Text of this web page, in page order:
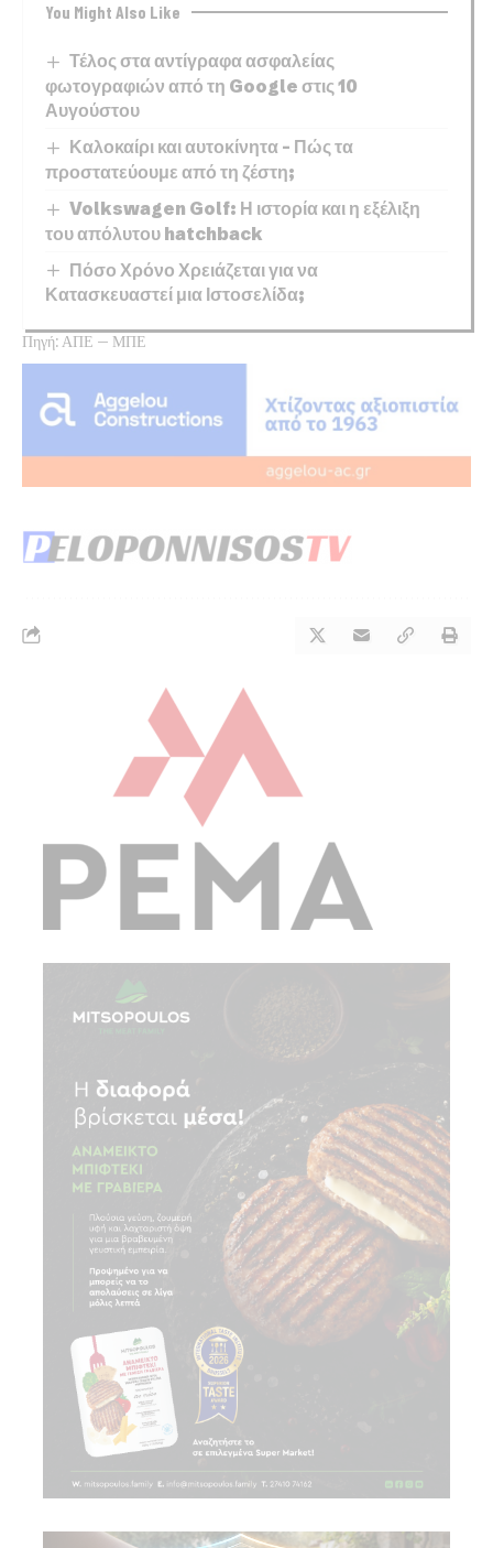
You Might Also Like
Τέλος στα αντίγραφα ασφαλείας
φωτογραφιών από τη Google στις 10
Αυγούστου
Καλοκαίρι και αυτοκίνητα – Πώς τα
προστατεύουμε από τη ζέστη;
Volkswagen Golf: Η ιστορία και η εξέλιξη
του απόλυτου hatchback
Πόσο Χρόνο Χρειάζεται για να
Κατασκευαστεί μια Ιστοσελίδα;
Πηγή: ΑΠΕ – ΜΠΕ